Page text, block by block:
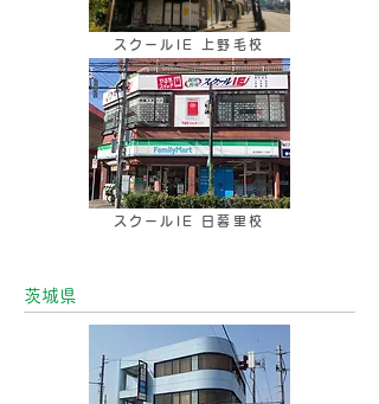
スクールIE 上野毛校
スクールIE 日暮里校
茨城県